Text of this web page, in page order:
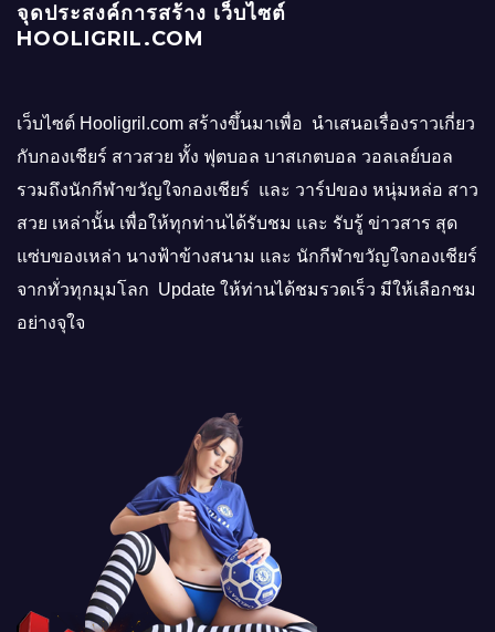
จุดประสงค์การสร้าง เว็บไซต์
HOOLIGRIL.COM
เว็บไซต์ Hooligril.com สร้างขึ้นมาเพื่อ นำเสนอเรื่องราวเกี่ยว
กับกองเชียร์ สาวสวย ทั้ง ฟุตบอล บาสเกตบอล วอลเลย์บอล
รวมถึงนักกีฬาขวัญใจกองเชียร์ และ วาร์ปของ หนุ่มหล่อ สาว
สวย เหล่านั้น เพื่อให้ทุกท่านได้รับชม และ รับรู้ ข่าวสาร สุด
แซ่บของเหล่า นางฟ้าข้างสนาม และ นักกีฬาขวัญใจกองเชียร์
จากทั่วทุกมุมโลก Update ให้ท่านได้ชมรวดเร็ว มีให้เลือกชม
อย่างจุใจ